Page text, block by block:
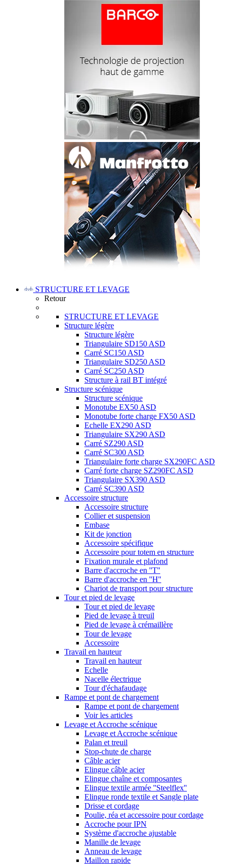
STRUCTURE ET LEVAGE
Retour
STRUCTURE ET LEVAGE
Structure légère
Structure légère
Triangulaire SD150 ASD
Carré SC150 ASD
Triangulaire SD250 ASD
Carré SC250 ASD
Structure à rail BT intégré
Structure scénique
Structure scénique
Monotube EX50 ASD
Monotube forte charge FX50 ASD
Echelle EX290 ASD
Triangulaire SX290 ASD
Carré SZ290 ASD
Carré SC300 ASD
Triangulaire forte charge SX290FC ASD
Carré forte charge SZ290FC ASD
Triangulaire SX390 ASD
Carré SC390 ASD
Accessoire structure
Accessoire structure
Collier et suspension
Embase
Kit de jonction
Accessoire spécifique
Accessoire pour totem en structure
Fixation murale et plafond
Barre d'accroche en ''T''
Barre d'accroche en ''H''
Chariot de transport pour structure
Tour et pied de levage
Tour et pied de levage
Pied de levage à treuil
Pied de levage à crémaillère
Tour de levage
Accessoire
Travail en hauteur
Travail en hauteur
Echelle
Nacelle électrique
Tour d'échafaudage
Rampe et pont de chargement
Rampe et pont de chargement
Voir les articles
Levage et Accroche scénique
Levage et Accroche scénique
Palan et treuil
Stop-chute de charge
Câble acier
Elingue câble acier
Elingue chaîne et composantes
Elingue textile armée ''Steelflex''
Elingue ronde textile et Sangle plate
Drisse et cordage
Poulie, réa et accessoire pour cordage
Accroche pour IPN
Système d'accroche ajustable
Manille de levage
Anneau de levage
Maillon rapide